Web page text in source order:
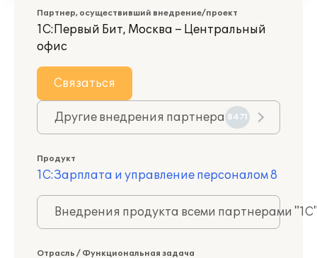
Партнер, осуществивший внедрение/проект
1С:Первый Бит, Москва – Центральный
офис
Связаться
Другие внедрения партнера 8471
Продукт
1С:Зарплата и управление персоналом 8
Внедрения продукта всеми партнерами
Отрасль / Функциональная задача